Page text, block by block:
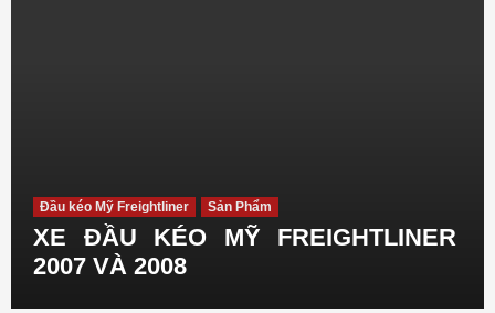
Đầu kéo Mỹ Freightliner Sản Phẩm
XE ĐẦU KÉO MỸ FREIGHTLINER
2007 VÀ 2008